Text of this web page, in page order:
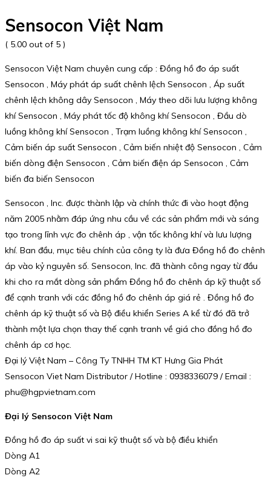
Sensocon Việt Nam
( 5.00 out of 5 )
Sensocon Việt Nam chuyên cung cấp : Đồng hồ đo áp suất
Sensocon , Máy phát áp suất chênh lệch Sensocon , Áp suất
chênh lệch không dây Sensocon , Máy theo dõi lưu lượng không
khí Sensocon , Máy phát tốc độ không khí Sensocon , Đầu dò
luồng không khí Sensocon , Trạm luồng không khí Sensocon ,
Cảm biến áp suất Sensocon , Cảm biến nhiệt độ Sensocon , Cảm
biến dòng điện Sensocon , Cảm biến điện áp Sensocon , Cảm
biến đa biến Sensocon
Sensocon , Inc. được thành lập và chính thức đi vào hoạt động
năm 2005 nhằm đáp ứng nhu cầu về các sản phẩm mới và sáng
tạo trong lĩnh vực đo chênh áp , vận tốc không khí và lưu lượng
khí. Ban đầu, mục tiêu chính của công ty là đưa Đồng hồ đo chênh
áp vào kỷ nguyên số. Sensocon, Inc. đã thành công ngay từ đầu
khi cho ra mắt dòng sản phẩm Đồng hồ đo chênh áp kỹ thuật số
để cạnh tranh với các đồng hồ đo chênh áp giá rẻ . Đồng hồ đo
chênh áp kỹ thuật số và Bộ điều khiển Series A kể từ đó đã trở
thành một lựa chọn thay thế cạnh tranh về giá cho đồng hồ đo
chênh áp cơ học.
Đại lý Việt Nam – Công Ty TNHH TM KT Hưng Gia Phát
Sensocon Viet Nam Distributor / Hotline : 0938336079 / Email :
phu@hgpvietnam.com
Đại lý Sensocon Việt Nam
Đồng hồ đo áp suất vi sai kỹ thuật số và bộ điều khiển
Dòng A1
Dòng A2